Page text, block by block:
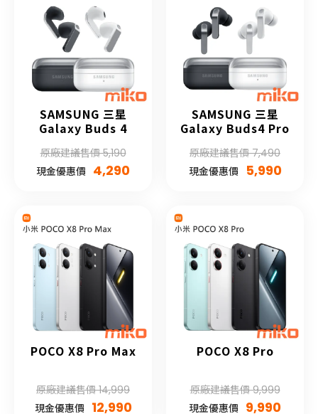
SAMSUNG 三星
Galaxy Buds 4
原廠建議售價 5,190
現金優惠價 4,290
SAMSUNG 三星
Galaxy Buds4 Pro
原廠建議售價 7,490
現金優惠價
5,990
POCO X8 Pro Max
原廠建議售價 14,999
現金優惠價 12,990
POCO X8 Pro
原廠建議售價 9,999
現金優惠價 9,990